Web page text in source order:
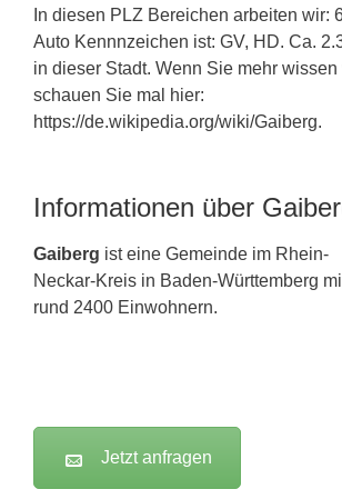
In diesen PLZ Bereichen arbeiten wir:
Auto Kennnzeichen ist: GV, HD. Ca.
in dieser Stadt. Wenn Sie mehr
schauen Sie mal hier:
https://de.wikipedia.org/wiki/Gaiberg.
Informationen über
Gaiberg ist eine Gemeinde im Rhein-
Neckar-Kreis in Baden-Württemberg
rund 2400 Einwohnern.
Jetzt anfragen